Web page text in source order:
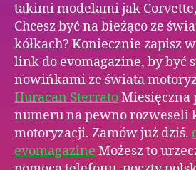
takimi modelami jak
Chcesz być na bieżąco ze
kółkach? Koniecznie zapisz
link do evomagazine, by być
nowińkami ze świata
Huracan SterratoMiesięczna
numeru na pewno rozweseli
motoryzacji. Zamów już dziś.
evomagazine Możesz to